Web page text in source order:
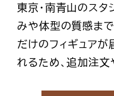
東京・南青山のス
みや体型の質感ま
だけのフィギュアが
れるため、追加注文